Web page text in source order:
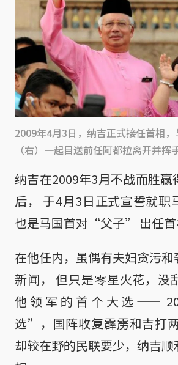
2009年4月3日，纳吉正式接任首相
（右）一起目送前任阿都拉离开并挥
纳吉在2009年3月不战而胜赢
后， 于4月3日正式宣誓就职
也是马国首对“父子” 出任首
在他任内，虽偶有夫妇贪污
新闻， 但只是零星火花，没
他领军的首个大选——
选”，国阵收复霹雳和吉打
却较在野的民联要少，纳吉